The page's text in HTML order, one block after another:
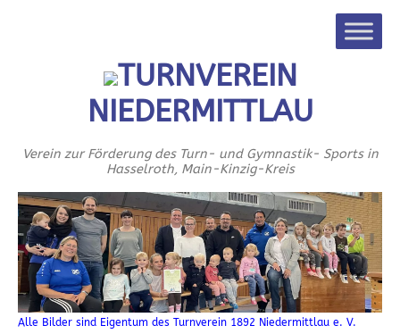
TURNVEREIN
NIEDERMITTLAU
Verein zur Förderung des Turn- und Gymnastik- Sports in
Hasselroth, Main-Kinzig-Kreis
Alle Bilder sind Eigentum des Turnverein 1892 Niedermittlau e. V.